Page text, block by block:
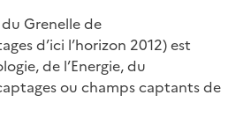
Grenelle de
d’ici l’horizon 2012) est
de l’Energie, du
ou champs captants de